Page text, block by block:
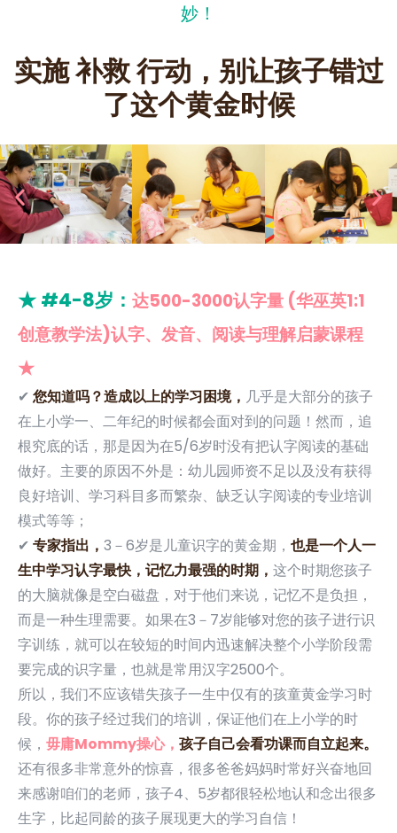
妙！
实施补救行动，别让孩子错过
了这个黄金时候
★ #4-8岁： 达500-3000认字量 (华巫英1:1
创意教学法)认字、发音、阅读与理解启蒙课程
★
✔ 您知道吗？造成以上的学习困境， 几乎是大部分的孩子
在上小学一、二年纪的时候都会面对到的问题！然而，追
根究底的话，那是因为在5/6岁时没有把认字阅读的基础
做好。主要的原因不外是：幼儿园师资不足以及没有获得
良好培训、学习科目多而繁杂、缺乏认字阅读的专业培训
模式等等；
✔ 专家指出， 3－6岁是儿童识字的黄金期， 也是一个人一
生中学习认字最快，记忆力最强的时期， 这个时期您孩子
的大脑就像是空白磁盘，对于他们来说，记忆不是负担，
而是一种生理需要。如果在3－7岁能够对您的孩子进行识
字训练，就可以在较短的时间内迅速解决整个小学阶段需
要完成的识字量，也就是常用汉字2500个。
所以，我们不应该错失孩子一生中仅有的孩童黄金学习时
段。你的孩子经过我们的培训，保证他们在上小学的时
候， 毋庸Mommy操心， 孩子自己会看功课而自立起来。
还有很多非常意外的惊喜，很多爸爸妈妈时常好兴奋地回
来感谢咱们的老师，孩子4、5岁都很轻松地认和念出很多
生字，比起同龄的孩子展现更大的学习自信！